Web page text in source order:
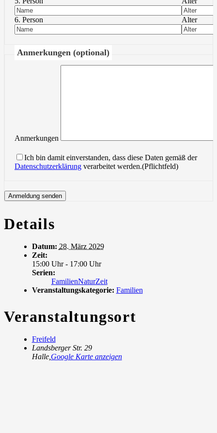
6. Person Alter
Anmerkungen (optional)
Anmerkungen
Ich bin damit einverstanden, dass diese Daten gemäß der
Datenschutzerklärung verarbeitet werden.(Pflichtfeld)
Details
Datum: 28. März 2029
Zeit:
15:00 Uhr - 17:00 Uhr
Serien:
FamilienNaturZeit
Veranstaltungskategorie: Familien
Veranstaltungsort
Freifeld
Landsberger Str. 29
Halle,Google Karte anzeigen